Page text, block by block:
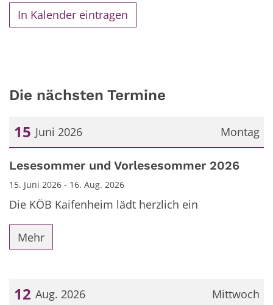
In Kalender eintragen
Die nächsten Termine
Montag
15 Juni 2026
Datum: 15. Juni 2026
Lesesommer und Vorlesesommer 2026
15. Juni 2026 - 16. Aug. 2026
Die KÖB Kaifenheim lädt herzlich ein
Mehr
Mittwoch
12 Aug. 2026